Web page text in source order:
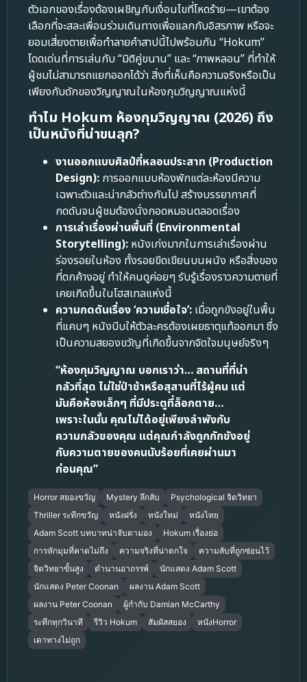
ตัวเอกของเรื่องต้องเผชิญกับเงื่อนไขที่โหดร้าย—เขาต้อง
เลือกที่จะสละเพื่อนร่วมเดินทางเพื่อแลกกับอิสรภาพ หรือจะ
ยอมเสี่ยงตายเพื่อทำลายคำสาปนี้ไปพร้อมกัน “Hokum”
โดดเด่นที่การเล่นกับ “มิติคู่ขนาน” และ “ภาพหลอน” ที่ทำให้
ผู้ชมไม่สามารถแยกออกได้ว่า สิ่งที่เห็นคือความจริงหรือเป็น
เพียงกับดักของวิญญาณในห้องกุมวิญญาณแห่งนี้
ทำไม Hokum ห้องกุมวิญญาณ (2026) ถึง
เป็นหนังที่น่าขนลุก?
งานออกแบบศิลป์ที่หลอนประสาท (Production
Design): การออกแบบห้องพักแต่ละห้องมีความ
เฉพาะตัวและน่ากลัวต่างกันไป สร้างบรรยากาศที่
กดดันจนผู้ชมต้องนั่งกอดหมอนตลอดเรื่อง
การเล่าเรื่องผ่านพื้นที่ (Environmental
Storytelling): หนังเก่งมากในการเล่าเรื่องผ่าน
ร่องรอยในห้อง ทั้งรอยขีดเขียนบนผนัง หรือสิ่งของ
ที่ตกค้างอยู่ ทำให้คนดูค่อยๆ รับรู้เรื่องราวความตายที่
เคยเกิดขึ้นในโฮสเทลแห่งนี้
ความกดดันเรื่อง ‘ความเชื่อใจ’: เมื่อถูกขังอยู่ในพื้น
ที่แคบๆ หนังบีบให้ตัวละครต้องเผยธาตุแท้ออกมา ซึ่ง
เป็นความสยองขวัญที่เกิดขึ้นจากจิตใจมนุษย์จริงๆ
“ห้องกุมวิญญาณ บอกเราว่า… สถานที่ที่น่า
กลัวที่สุด ไม่ใช่ป่าช้าหรือสุสานที่ไร้ผู้คน แต่
มันคือห้องเล็กๆ ที่มีประตูที่ล็อกตาย…
เพราะในนั้น คุณไม่ได้อยู่เพียงลำพังกับ
ความกลัวของคุณ แต่คุณกำลังถูกกักขังอยู่
กับความตายของคนนับร้อยที่เคยผ่านมา
ก่อนคุณ”
Horror สยองขวัญ Mystery ลึกลับ
Psychological จิตวิทยา
Thriller ระทึกขวัญ
หนังฝรั่ง หนังใหม่
หนังไทย
Adam Scott บทบาทน่าจับตามอง
Hokum เรื่องย่อ
การหักมุมที่คาดไม่ถึง
ความจริงที่น่าตกใจ
ความลับที่ถูกซ่อนไว้
จิตวิทยาขั้นสูง
ตำนานอาถรรพ์
นักแสดง Adam Scott
นักแสดง Peter Coonan
ผลงาน Adam Scott
ผลงาน Peter Coonan
ผู้กำกับ Damian McCarthy
ระทึกทุกวินาที
รีวิว Hokum สัมผัสสยอง
หนังHorror
เดาทางไม่ถูก